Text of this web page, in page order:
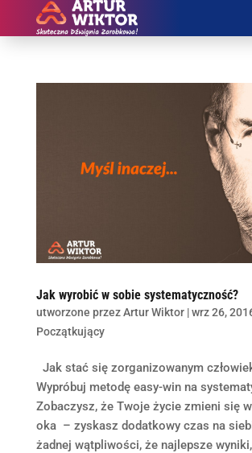
Jak wyrobić w sobie systematyczność?
utworzone przezArtur Wiktor|wrz 26,
Początkujący
Jak stać się zorganizowanym
Wypróbuj metodę easy-win na
Zobaczysz, że Twoje życie zmieni się
oka – zyskasz dodatkowy czas na
żadnej wątpliwości, że najlepsze